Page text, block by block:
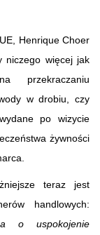
Henrique Choer
niczego więcej jak
przekraczaniu
w drobiu, czy
po wizycie
żywności
teraz jest
handlowych:
o uspokojenie